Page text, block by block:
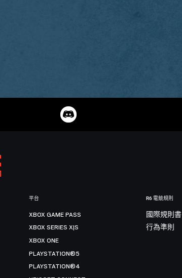
平台
XBOX GAME PASS
XBOX SERIES X|S
XBOX ONE
PLAYSTATION®5
PLAYSTATION®4
R6 電競規則
國際規則書
行為準則